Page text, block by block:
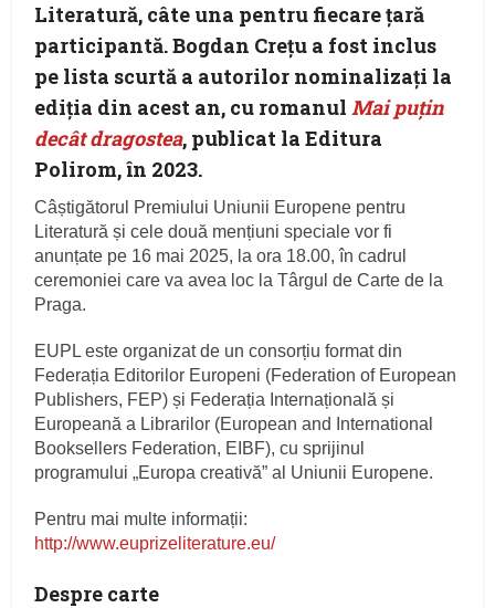
Literatură, câte una pentru fiecare țară
participantă. Bogdan Crețu a fost inclus
pe lista scurtă a autorilor nominalizați la
ediția din acest an, cu romanul Mai puțin
decât dragostea, publicat la Editura
Polirom, în 2023.
Câștigătorul Premiului Uniunii Europene pentru
Literatură și cele două mențiuni speciale vor fi
anunțate pe 16 mai 2025, la ora 18.00, în cadrul
ceremoniei care va avea loc la Târgul de Carte de la
Praga.
EUPL este organizat de un consorțiu format din
Federația Editorilor Europeni (Federation of European
Publishers, FEP) și Federația Internațională și
Europeană a Librarilor (European and International
Booksellers Federation, EIBF), cu sprijinul
programului „Europa creativă” al Uniunii Europene.
Pentru mai multe informații:
http://www.euprizeliterature.eu/
Despre carte